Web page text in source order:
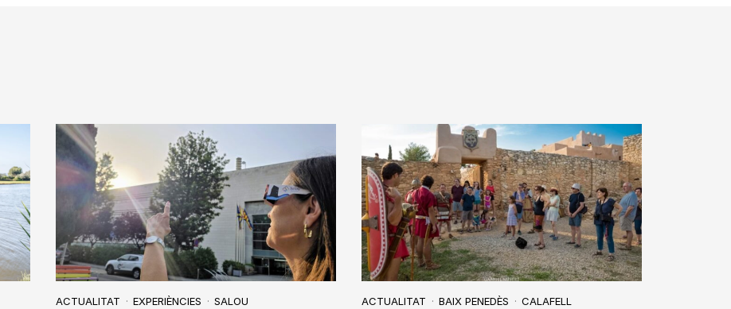
ACTUALITAT EXPERIÈNCIES SALOU ACTUALITAT BAIX PENEDÈS CALAFELL